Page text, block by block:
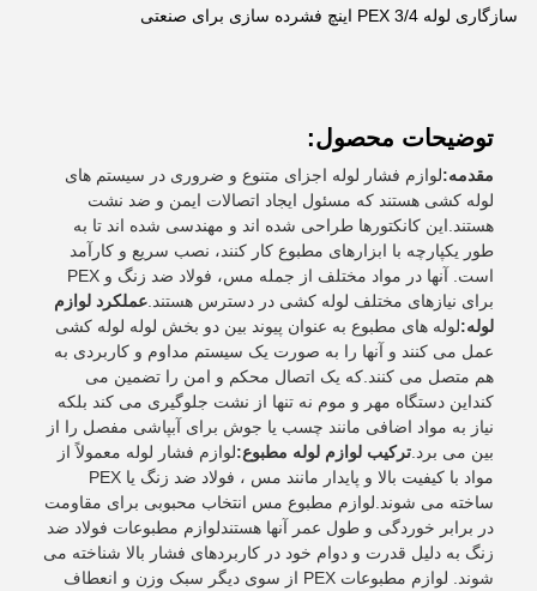
سازگاری لوله PEX 3/4 اینچ فشرده سازی برای صنعتی
توضیحات محصول:
مقدمه:لوازم فشار لوله اجزای متنوع و ضروری در سیستم های
لوله کشی هستند که مسئول ایجاد اتصالات ایمن و ضد نشت
هستند.این کانکتورها طراحی شده اند و مهندسی شده اند تا به
طور یکپارچه با ابزارهای مطبوع کار کنند، نصب سریع و کارآمد
است. آنها در مواد مختلف از جمله مس، فولاد ضد زنگ و PEX
برای نیازهای مختلف لوله کشی در دسترس هستند. عملکرد لوازم
لوله:لوله های مطبوع به عنوان پیوند بین دو بخش لوله لوله کشی
عمل می کنند و آنها را به صورت یک سیستم مداوم و کاربردی به
هم متصل می کنند.که یک اتصال محکم و امن را تضمین می
کنداین دستگاه مهر و موم نه تنها از نشت جلوگیری می کند بلکه
نیاز به مواد اضافی مانند چسب یا جوش برای آبپاشی مفصل را از
بین می برد. ترکیب لوازم لوله مطبوع:لوازم فشار لوله معمولاً از
مواد با کیفیت بالا و پایدار مانند مس ، فولاد ضد زنگ یا PEX
ساخته می شوند.لوازم مطبوع مس انتخاب محبوبی برای مقاومت
در برابر خوردگی و طول عمر آنها هستندلوازم مطبوعات فولاد ضد
زنگ به دلیل قدرت و دوام خود در کاربردهای فشار بالا شناخته می
شوند. لوازم مطبوعات PEX از سوی دیگر سبک وزن و انعطاف